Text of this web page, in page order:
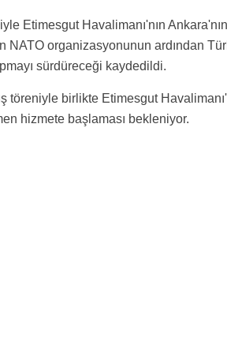
Etimesgut Havalimanı'nın
NATO organizasyonunun ardından
sürdüreceği kaydedildi.
töreniyle birlikte Etimesgut
hizmete başlaması bekleniyor.